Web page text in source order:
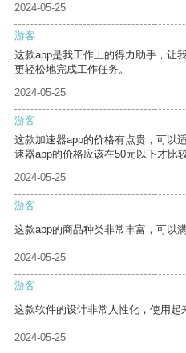
2024-05-25
游客
这款app是我工作上的得力助手，让
更轻松地完成工作任务。
2024-05-25
游客
这款加速器app的价格有点贵，可以
速器app的价格应该在50元以下才比较
2024-05-25
游客
这款app的商品种类非常丰富，可以
2024-05-25
游客
这款软件的设计非常人性化，使用起
2024-05-25